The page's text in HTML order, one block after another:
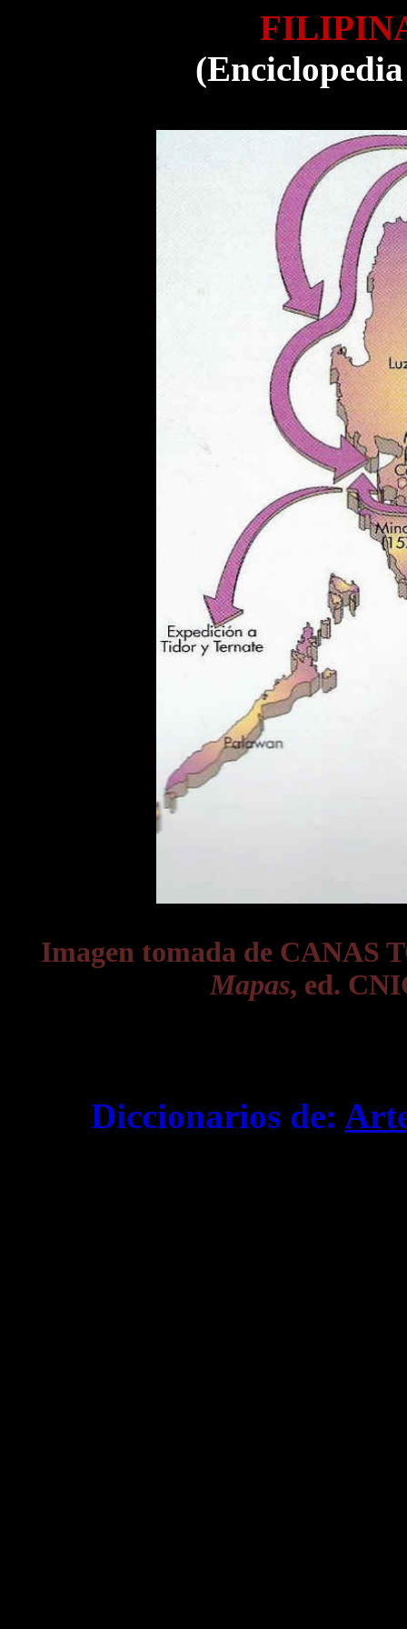
Imagen tomada de CANAS
Mapas, ed.
Diccionarios de: